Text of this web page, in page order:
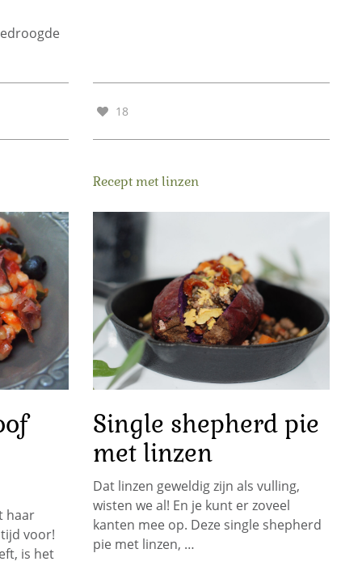
18
haar
voor!
is het
Recept met linzen
Single shepherd pie
met linzen
Dat linzen geweldig zijn als vulling,
wisten we al! En je kunt er zoveel
kanten mee op. Deze single shepherd
pie met linzen, …